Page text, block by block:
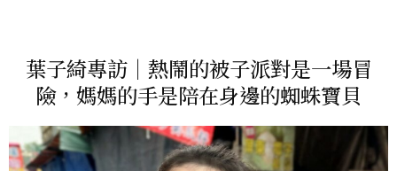
葉子綺專訪｜熱鬧的被子派對是一場冒
險，媽媽的手是陪在身邊的蜘蛛寶貝